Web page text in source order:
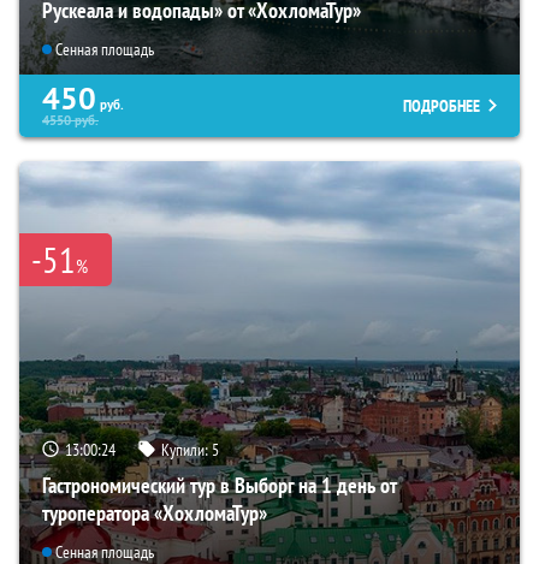
Рускеала и водопады» от «ХохломаТур»
Сенная площадь
450 руб.
4550руб.
ПОДРОБНЕЕ
-51%
13:00:22 Купили:5
Гастрономический тур в Выборг на 1 день от
туроператора «ХохломаТур»
Сенная площадь